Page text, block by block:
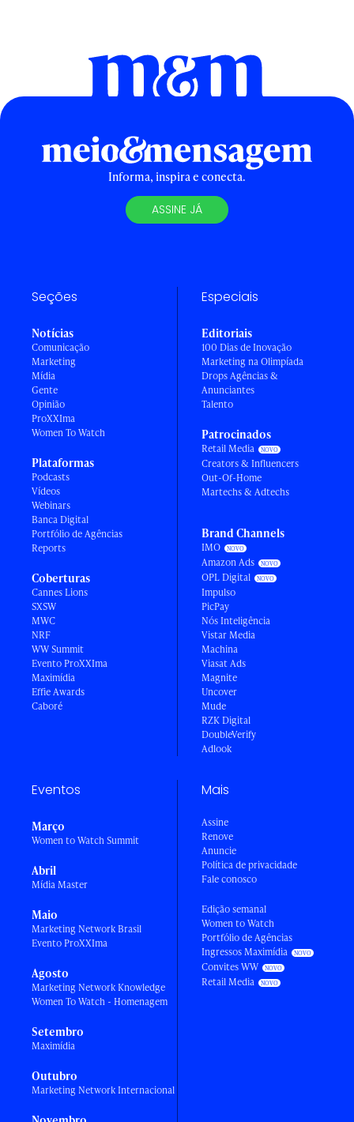
Informa, inspira e conecta.
ASSINE JÁ
Seções
Notícias
Comunicação
Marketing
Mídia
Gente
Opinião
ProXXIma
Women To Watch
Plataformas
Podcasts
Vídeos
Webinars
Banca Digital
Portfólio de Agências
Reports
Coberturas
Cannes Lions
SXSW
MWC
NRF
WW Summit
Evento ProXXIma
Maximídia
Effie Awards
Caboré
Especiais
Editoriais
100 Dias de Inovação
Marketing na Olimpíada
Drops Agências &
Anunciantes
Talento
Patrocinados
Retail Media
Creators & Influencers
Out-Of-Home
Martechs & Adtechs
Brand Channels
IMO
Amazon Ads
OPL Digital
Impulso
PicPay
Nós Inteligência
Vistar Media
Machina
Viasat Ads
Magnite
Uncover
Mude
RZK Digital
DoubleVerify
Adlook
Eventos
Março
Women to Watch Summit
Abril
Mídia Master
Maio
Marketing Network Brasil
Evento ProXXIma
Agosto
Marketing Network Knowledge
Women To Watch - Homenagem
Setembro
Maximídia
Outubro
Marketing Network Internacional
Mais
Assine
Renove
Anuncie
Política de privacidade
Fale conosco
Edição semanal
Women to Watch
Portfólio de Agências
Ingressos Maximídia
Convites WW
Retail Media